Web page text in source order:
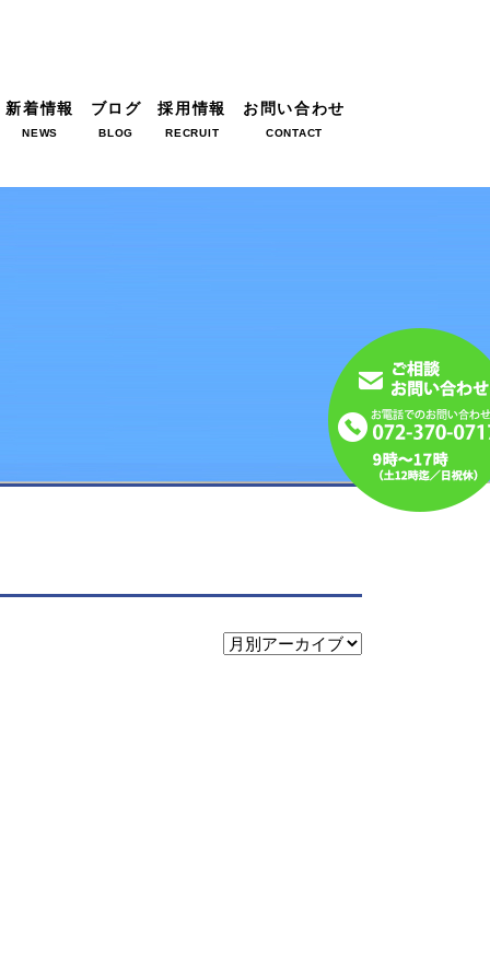
新着情報
NEWS
ブログ
BLOG
採用情報
RECRUIT
お問い合わせ
CONTACT